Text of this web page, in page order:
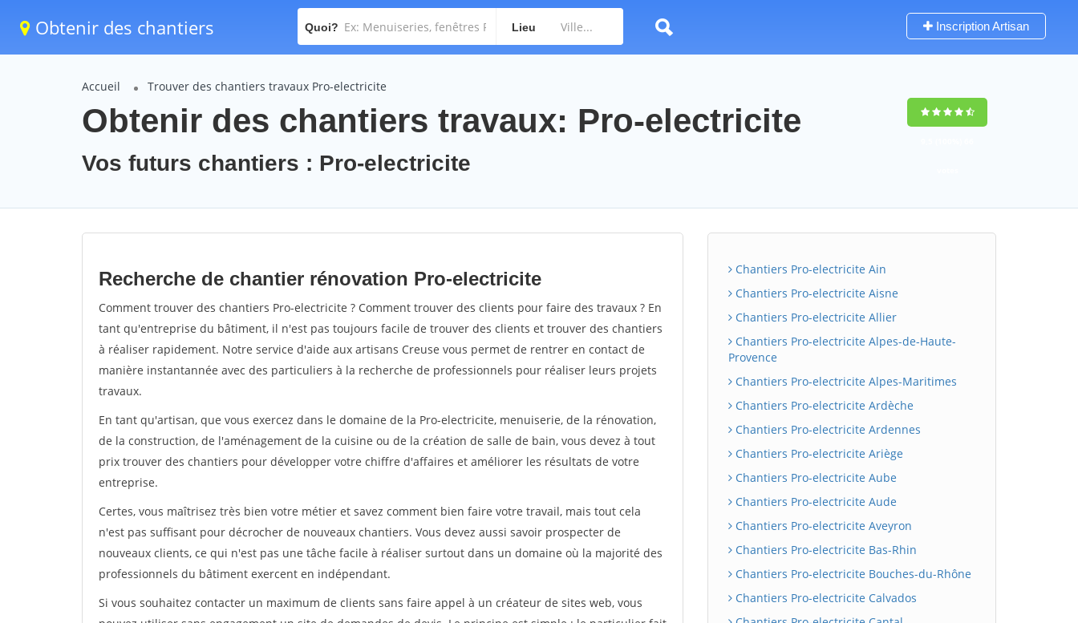
Obtenir des chantiers Quoi? Lieu Inscription Artisan
Accueil Trouver des chantiers travaux Pro-electricite
Obtenir des chantiers travaux: Pro-electricite
Vos futurs chantiers : Pro-electricite
Recherche de chantier rénovation Pro-electricite
Comment trouver des chantiers Pro-electricite ? Comment trouver des clients pour faire des travaux ? En
tant qu'entreprise du bâtiment, il n'est pas toujours facile de trouver des clients et trouver des chantiers
à réaliser rapidement. Notre service d'aide aux artisans Creuse vous permet de rentrer en contact de
manière instantannée avec des particuliers à la recherche de professionnels pour réaliser leurs projets
travaux.
En tant qu'artisan, que vous exercez dans le domaine de la Pro-electricite, menuiserie, de la rénovation,
de la construction, de l'aménagement de la cuisine ou de la création de salle de bain, vous devez à tout
prix trouver des chantiers pour développer votre chiffre d'affaires et améliorer les résultats de votre
entreprise.
Certes, vous maîtrisez très bien votre métier et savez comment bien faire votre travail, mais tout cela
n'est pas suffisant pour décrocher de nouveaux chantiers. Vous devez aussi savoir prospecter de
nouveaux clients, ce qui n'est pas une tâche facile à réaliser surtout dans un domaine où la majorité des
professionnels du bâtiment exercent en indépendant.
Si vous souhaitez contacter un maximum de clients sans faire appel à un créateur de sites web, vous
Chantiers Pro-electricite Ain
Chantiers Pro-electricite Aisne
Chantiers Pro-electricite Allier
Chantiers Pro-electricite Alpes-de-Haute-
Provence
Chantiers Pro-electricite Alpes-Maritimes
Chantiers Pro-electricite Ardèche
Chantiers Pro-electricite Ardennes
Chantiers Pro-electricite Ariège
Chantiers Pro-electricite Aube
Chantiers Pro-electricite Aude
Chantiers Pro-electricite Aveyron
Chantiers Pro-electricite Bas-Rhin
Chantiers Pro-electricite Bouches-du-Rhône
Chantiers Pro-electricite Calvados